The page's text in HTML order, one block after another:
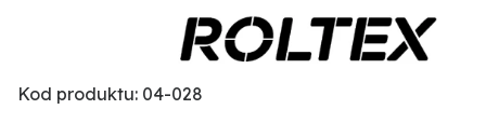
Kod produktu: 04-028